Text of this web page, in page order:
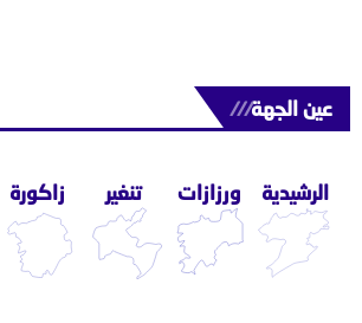
عين الجهة///
الرشيدية ورزازات تنغير زاكورة